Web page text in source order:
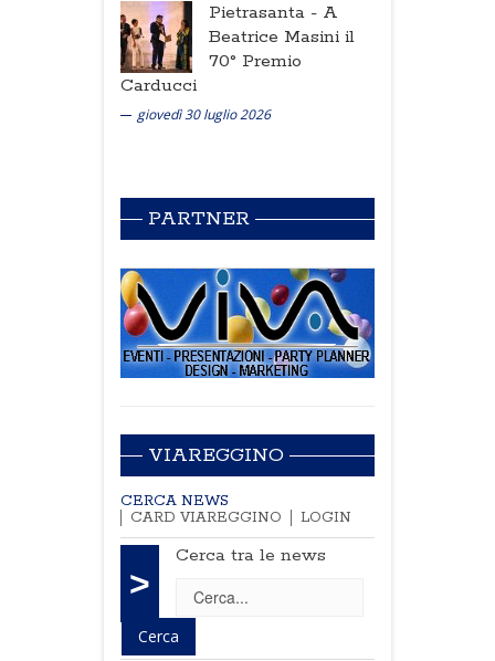
Pietrasanta - A
Beatrice Masini il
70° Premio
Carducci
giovedì 30 luglio 2026
PARTNER
VIAREGGINO
CERCA NEWS
CARD VIAREGGINO
LOGIN
>
Cerca tra le news